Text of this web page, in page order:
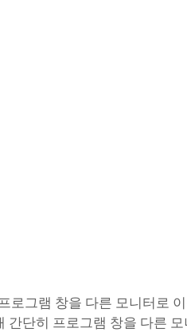
로그램 창을 다른 모니터로
단히 프로그램 창을 다른 모